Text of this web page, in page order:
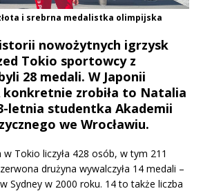
i srebrna medalistka olimpijska
nowożytnych igrzysk
Tokio sportowcy z
28 medali. W Japonii
konkretnie zrobiła to Natalia
letnia studentka Akademii
we Wrocławiu.
Tokio liczyła 428 osób, w tym 211
drużyna wywalczyła 14 medali –
Sydney w 2000 roku. 14 to także liczba